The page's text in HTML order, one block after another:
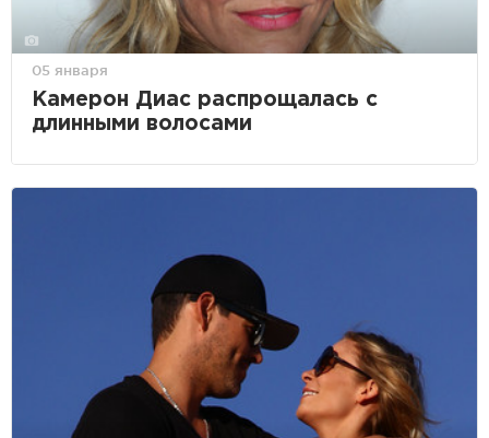
05 января
Камерон Диас распрощалась с
длинными волосами